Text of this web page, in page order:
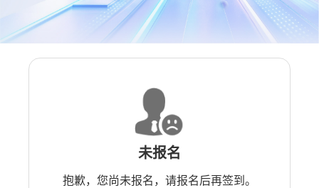
未报名
抱歉，您尚未报名，请报名后再签到。